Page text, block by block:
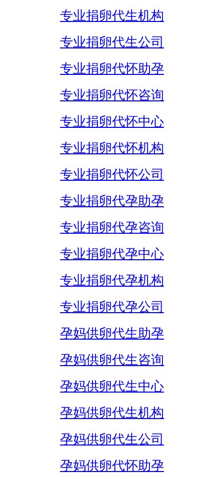
专业捐卵代生机构
专业捐卵代生公司
专业捐卵代怀助孕
专业捐卵代怀咨询
专业捐卵代怀中心
专业捐卵代怀机构
专业捐卵代怀公司
专业捐卵代孕助孕
专业捐卵代孕咨询
专业捐卵代孕中心
专业捐卵代孕机构
专业捐卵代孕公司
孕妈供卵代生助孕
孕妈供卵代生咨询
孕妈供卵代生中心
孕妈供卵代生机构
孕妈供卵代生公司
孕妈供卵代怀助孕